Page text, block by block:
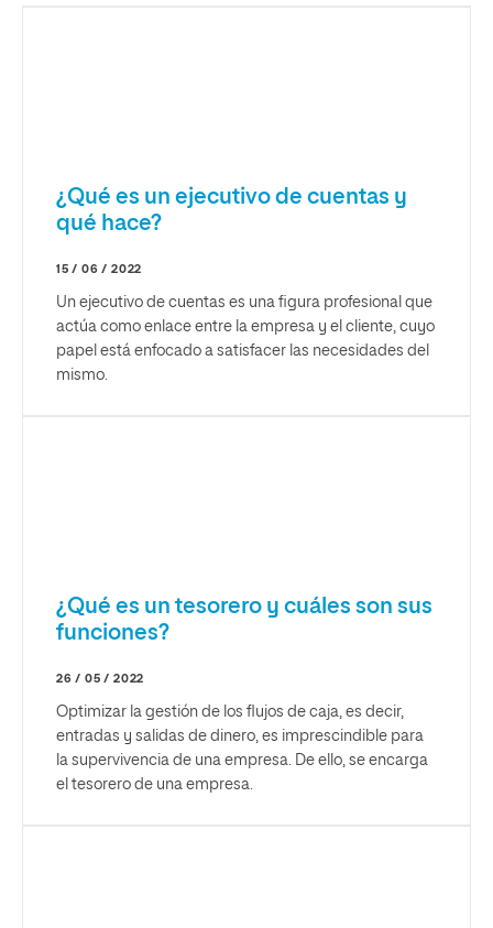
¿Qué es un ejecutivo de cuentas y
qué hace?
15 / 06 / 2022
Un ejecutivo de cuentas es una figura profesional que
actúa como enlace entre la empresa y el cliente, cuyo
papel está enfocado a satisfacer las necesidades del
mismo.
¿Qué es un tesorero y cuáles son sus
funciones?
26 / 05 / 2022
Optimizar la gestión de los flujos de caja, es decir,
entradas y salidas de dinero, es imprescindible para
la supervivencia de una empresa. De ello, se encarga
el tesorero de una empresa.